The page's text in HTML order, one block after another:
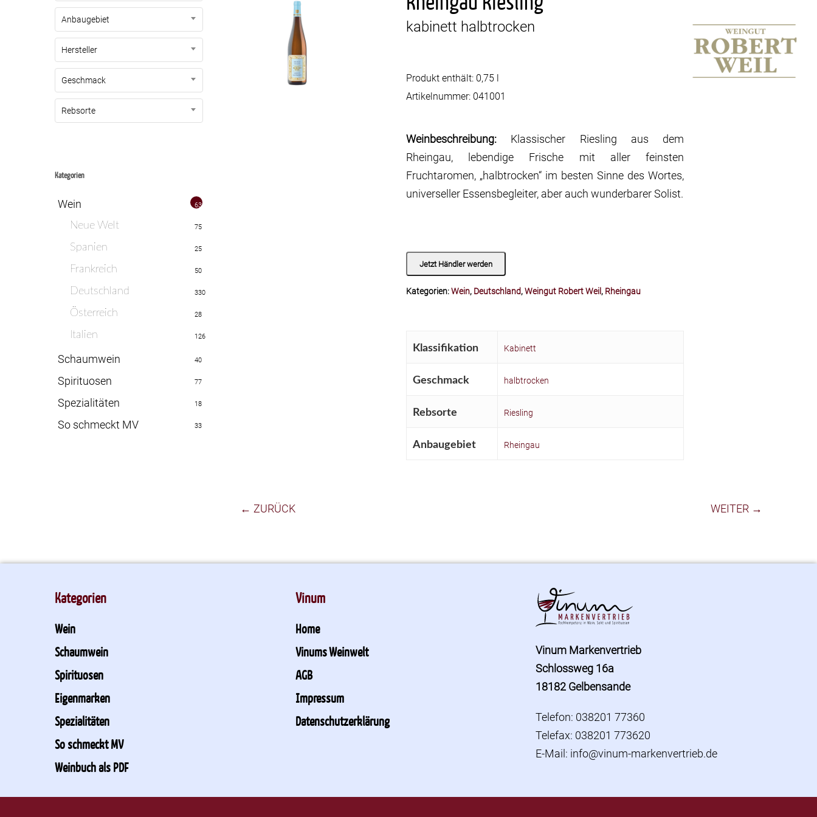
Anbaugebiet
Hersteller
Geschmack
Rebsorte
Kategorien
Wein 635
Neue Welt 75
Spanien 25
Frankreich 50
Deutschland 330
Österreich 28
Italien 126
Schaumwein 40
Spirituosen 77
Spezialitäten 18
So schmeckt MV 33
kabinett halbtrocken
Produkt enthält: 0,75
Artikelnummer:041001
Weinbeschreibung: Klassischer Riesling aus dem
Rheingau, lebendige Frische mit aller feinsten
Fruchtaromen, „halbtrocken“ im besten Sinne des Wortes,
universeller Essensbegleiter, aber auch wunderbarer Solist.
Jetzt Händler werden
Kategorien:Wein, Deutschland,Weingut Robert Weil , Rheingau
Klassifikation Kabinett
Geschmack halbtrocken
Rebsorte Riesling
Anbaugebiet Rheingau
← ZURÜCK WEITER →
Kategorien
Wein
Schaumwein
Spirituosen
Eigenmarken
Spezialitäten
So schmeckt MV
Weinbuch als PDF
Vinum
Home
Vinums Weinwelt
AGB
Impressum
Datenschutzerklärung
Vinum Markenvertrieb
Schlossweg 16a
18182 Gelbensande
Telefon: 038201 77360
Telefax: 038201 773620
E-Mail: info@vinum-markenvertrieb.de